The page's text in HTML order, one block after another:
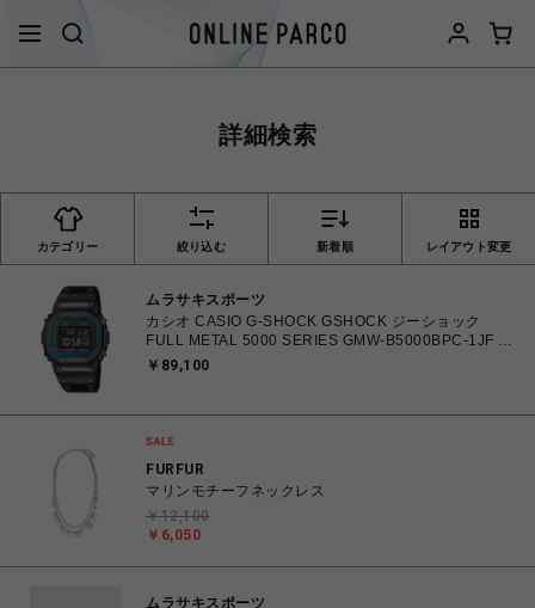
詳細検索
カテゴリー 絞り込む 新着順 レイアウト変更
ムラサキスポーツ
カシオ CASIO G-SHOCK GSHOCK ジーショック
FULL METAL 5000 SERIES GMW-B5000BPC-1JF 防
水 耐衝撃構造 タフソーラー（ソーラー充電） 電波時
く】
￥89,100
FURFUR
マリンモチーフネックレス
￥6,050
￥12,100
ムラサキスポーツ